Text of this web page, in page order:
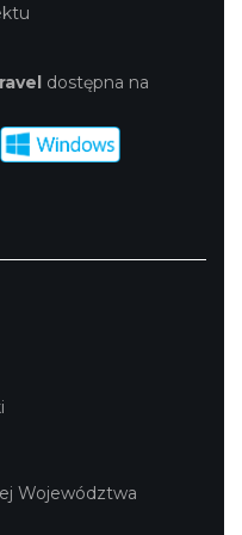
dostępna na
Województwa